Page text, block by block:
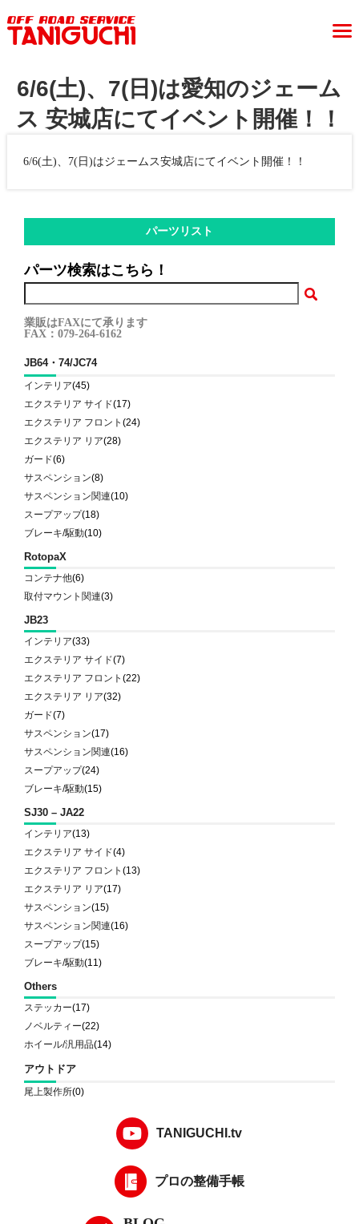
パーツリスト
パーツ検索はこちら！
業販はFAXにて承ります
FAX：079-264-6162
JB64・74/JC74
インテリア(45)
エクステリア サイド(17)
エクステリア フロント(24)
エクステリア リア(28)
ガード(6)
サスペンション(8)
サスペンション関連(10)
スープアップ(18)
ブレーキ/駆動(10)
RotopaX
コンテナ他(6)
取付マウント関連(3)
JB23
インテリア(33)
エクステリア サイド(7)
エクステリア フロント(22)
エクステリア リア(32)
ガード(7)
サスペンション(17)
サスペンション関連(16)
スープアップ(24)
ブレーキ/駆動(15)
SJ30 – JA22
インテリア(13)
エクステリア サイド(4)
エクステリア フロント(13)
エクステリア リア(17)
サスペンション(15)
サスペンション関連(16)
スープアップ(15)
ブレーキ/駆動(11)
Others
ステッカー(17)
ノベルティー(22)
ホイール/汎用品(14)
アウトドア
尾上製作所(0)
TANIGUCHI.tv
プロの整備手帳
6/6(土)、7(日)は愛知のジェーム
ス 安城店にてイベント開催！！
6/6(土)、7(日)はジェームス安城店にてイベント開催！！